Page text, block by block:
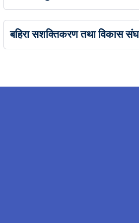
बहिरा सशक्तिकरण तथा विकास संघ